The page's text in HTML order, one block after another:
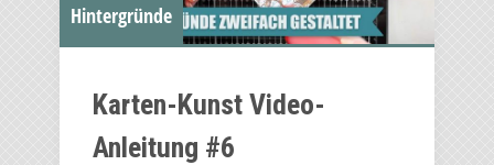
Hintergründe
Karten-Kunst Video-
Anleitung #6